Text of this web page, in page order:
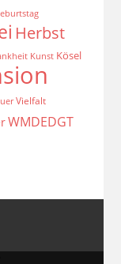
Herbst
Kunst Kösel
Vielfalt
WMDEDGT